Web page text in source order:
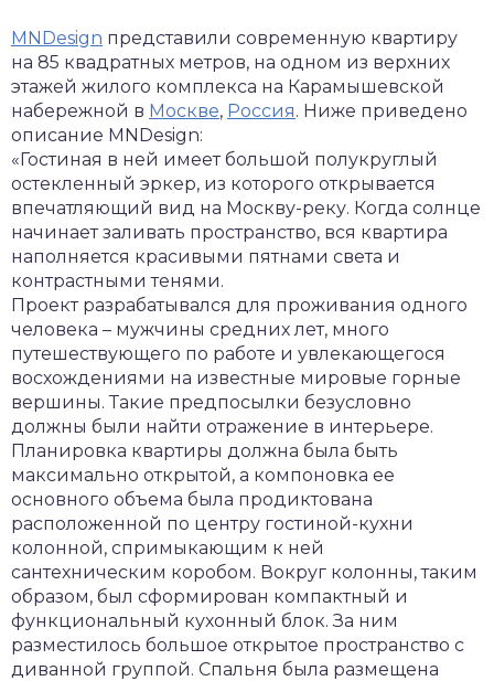
MNDesign представили современную квартиру
на 85 квадратных метров, на одном из верхних
этажей жилого комплекса на Карамышевской
набережной в Москве, Россия. Ниже приведено
описание MNDesign:
«Гостиная в ней имеет большой полукруглый
остекленный эркер, из которого открывается
впечатляющий вид на Москву-реку. Когда солнце
начинает заливать пространство, вся квартира
наполняется красивыми пятнами света и
контрастными тенями.
Проект разрабатывался для проживания одного
человека – мужчины средних лет, много
путешествующего по работе и увлекающегося
восхождениями на известные мировые горные
вершины. Такие предпосылки безусловно
должны были найти отражение в интерьере.
Планировка квартиры должна была быть
максимально открытой, а компоновка ее
основного объема была продиктована
расположенной по центру гостиной-кухни
колонной, спримыкающим к ней
сантехническим коробом. Вокруг колонны, таким
образом, был сформирован компактный и
функциональный кухонный блок. За ним
разместилось большое открытое пространство с
диванной группой. Спальня была размещена